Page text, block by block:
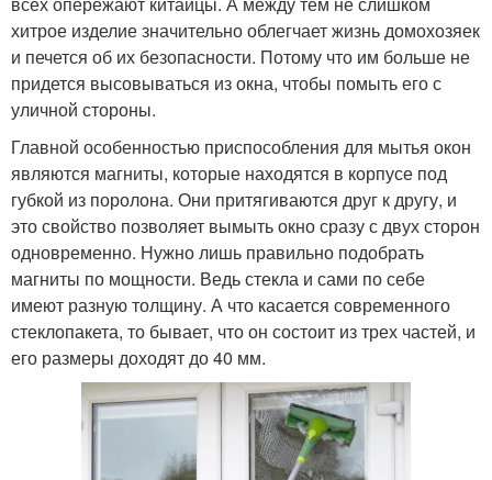
хитрое изделие значительно облегчает жизнь домохозяек
и печется об их безопасности. Потому что им больше не
придется высовываться из окна, чтобы помыть его с
уличной стороны.
Главной особенностью приспособления для мытья окон
являются магниты, которые находятся в корпусе под
губкой из поролона. Они притягиваются друг к другу, и
это свойство позволяет вымыть окно сразу с двух сторон
одновременно. Нужно лишь правильно подобрать
магниты по мощности. Ведь стекла и сами по себе
имеют разную толщину. А что касается современного
стеклопакета, то бывает, что он состоит из трех частей, и
его размеры доходят до 40 мм.